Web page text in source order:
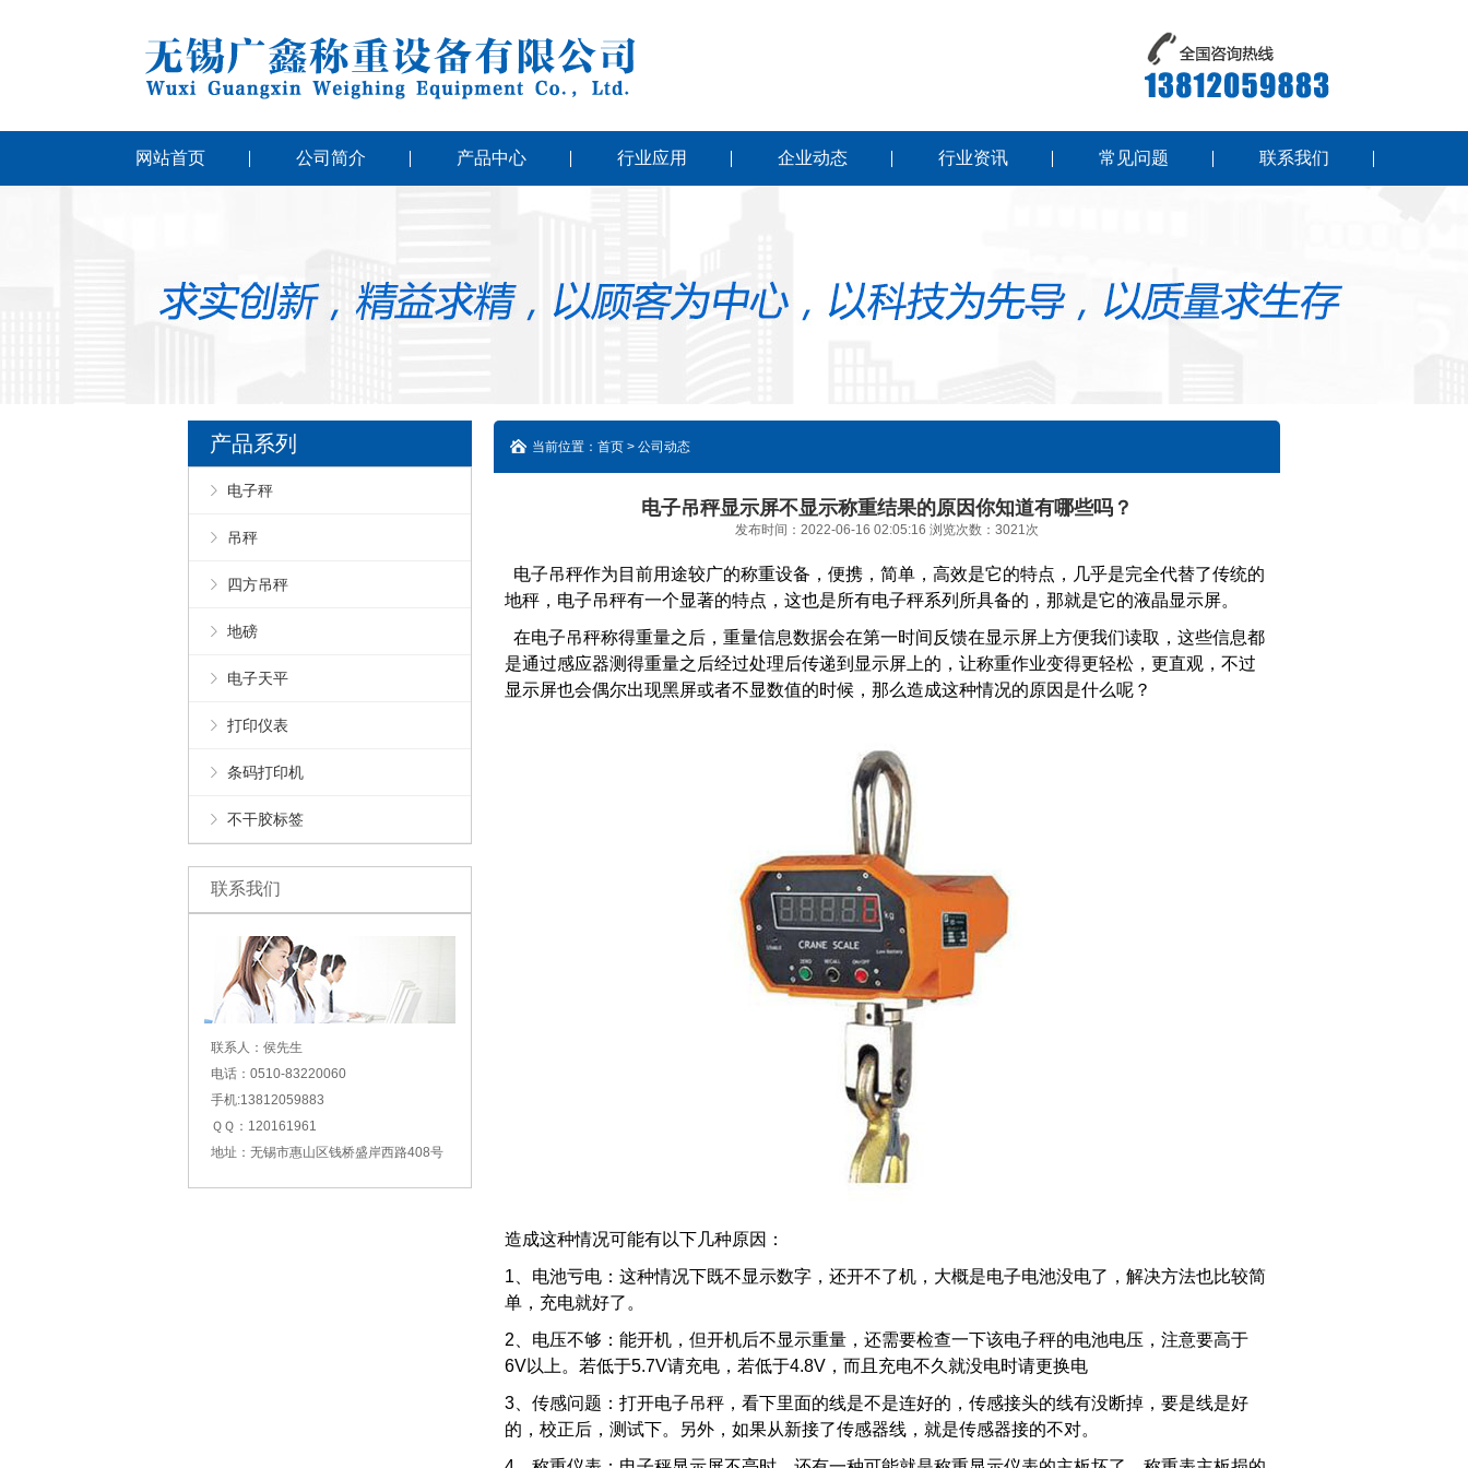
网站首页 公司简介 产品中心 行业应用 企业动态 行业资讯 常见问题 联系我们
产品系列
电子秤
吊秤
四方吊秤
地磅
电子天平
打印仪表
条码打印机
不干胶标签
联系我们
联系人：侯先生
电话：0510-83220060
手机:13812059883
ＱＱ：120161961
地址：无锡市惠山区钱桥盛岸西路408号
当前位置：首页 > 公司动态
电子吊秤显示屏不显示称重结果的原因你知道有哪些吗？
发布时间：2022-06-16 02:05:16 浏览次数：3021次
电子吊秤作为目前用途较广的称重设备，便携，简单，高效是它的特点，几乎是完全代替了传统的
地秤，电子吊秤有一个显著的特点，这也是所有电子秤系列所具备的，那就是它的液晶显示屏。
在电子吊秤称得重量之后，重量信息数据会在第一时间反馈在显示屏上方便我们读取，这些信息都
是通过感应器测得重量之后经过处理后传递到显示屏上的，让称重作业变得更轻松，更直观，不过
显示屏也会偶尔出现黑屏或者不显数值的时候，那么造成这种情况的原因是什么呢？
造成这种情况可能有以下几种原因：
1、电池亏电：这种情况下既不显示数字，还开不了机，大概是电子电池没电了，解决方法也比较简
单，充电就好了。
2、电压不够：能开机，但开机后不显示重量，还需要检查一下该电子秤的电池电压，注意要高于
6V以上。若低于5.7V请充电，若低于4.8V，而且充电不久就没电时请更换电
3、传感问题：打开电子吊秤，看下里面的线是不是连好的，传感接头的线有没断掉，要是线是好
的，校正后，测试下。另外，如果从新接了传感器线，就是传感器接的不对。